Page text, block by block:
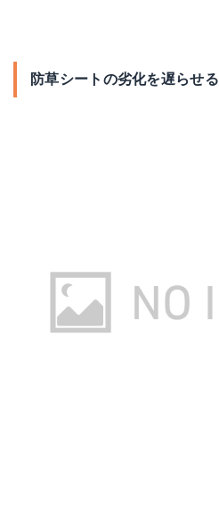
防草シートの劣化を遅らせる